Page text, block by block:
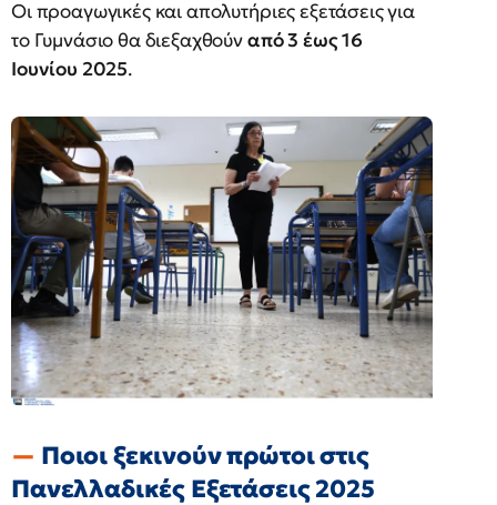
Οι προαγωγικές και απολυτήριες εξετάσεις για
το Γυμνάσιο θα διεξαχθούναπό 3 έως 16
Ιουνίου 2025.
Ποιοι ξεκινούν πρώτοι στις
Πανελλαδικές Εξετάσεις 2025